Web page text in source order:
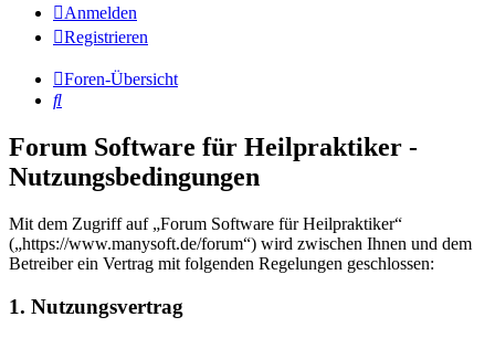
Anmelden
Registrieren
Foren-Übersicht
Suche
Forum Software für Heilpraktiker -
Nutzungsbedingungen
Mit dem Zugriff auf „Forum Software für Heilpraktiker“
(„https://www.manysoft.de/forum“) wird zwischen Ihnen und dem
Betreiber ein Vertrag mit folgenden Regelungen geschlossen:
1. Nutzungsvertrag